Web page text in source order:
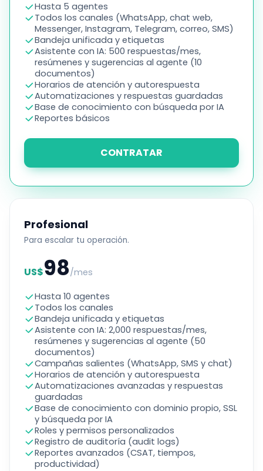
Hasta 5 agentes
Todos los canales (WhatsApp, chat web,
Messenger, Instagram, Telegram, correo, SMS)
Bandeja unificada y etiquetas
Asistente con IA: 500 respuestas/mes,
resúmenes y sugerencias al agente (10
documentos)
Horarios de atención y autorespuesta
Automatizaciones y respuestas guardadas
Base de conocimiento con búsqueda por IA
Reportes básicos
CONTRATAR
Profesional
Para escalar tu operación.
US$98/mes
Hasta 10 agentes
Todos los canales
Bandeja unificada y etiquetas
Asistente con IA: 2,000 respuestas/mes,
resúmenes y sugerencias al agente (50
documentos)
Campañas salientes (WhatsApp, SMS y chat)
Horarios de atención y autorespuesta
Automatizaciones avanzadas y respuestas
guardadas
Base de conocimiento con dominio propio, SSL
y búsqueda por IA
Roles y permisos personalizados
Registro de auditoría (audit logs)
Reportes avanzados (CSAT, tiempos,
productividad)